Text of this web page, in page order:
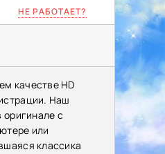
НЕ РАБОТАЕТ?
качестве HD
Наш
оригинале с
или
классика